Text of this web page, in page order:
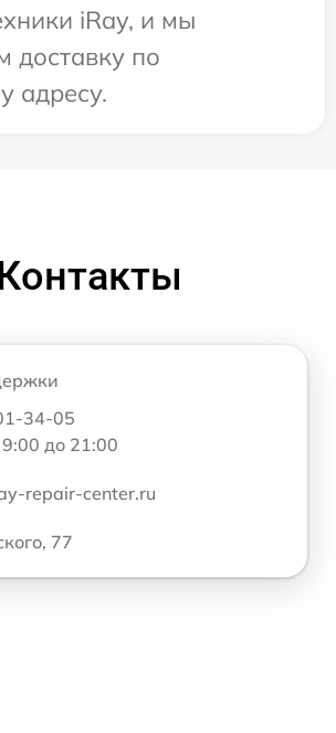
iRay, и мы
доставку по
адресу.
34-05
до 21:00
repair-center.ru
77